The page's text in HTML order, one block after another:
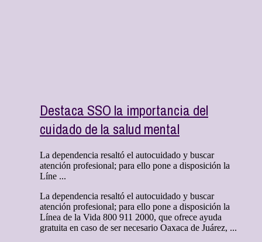
Destaca SSO la importancia del
cuidado de la salud mental
La dependencia resaltó el autocuidado y buscar
atención profesional; para ello pone a disposición la
Líne ...
La dependencia resaltó el autocuidado y buscar
atención profesional; para ello pone a disposición la
Línea de la Vida 800 911 2000, que ofrece ayuda
gratuita en caso de ser necesario Oaxaca de Juárez, ...